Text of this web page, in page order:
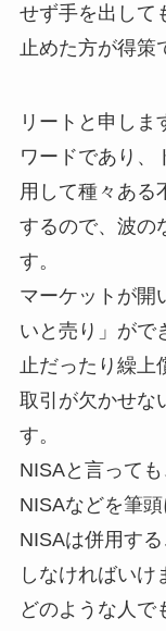
せず手を出して
止めた方が得策
リートと申しま
ワードであり、
用して種々ある
するので、波の
す。
マーケットが開
いと売り」がで
止だったり繰上
取引が欠かせな
す。
NISAと言って
NISAなどを筆
NISAは併用す
しなければいけ
どのような人で